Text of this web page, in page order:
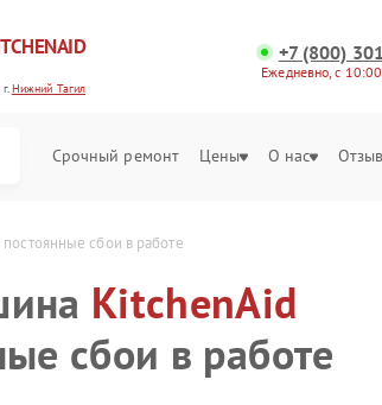
Нижний Тагил
+7 (800)
Ежедневно, с
Срочный ремонт Цены О нас
сбои в работе
KitchenAid
сбои в работе